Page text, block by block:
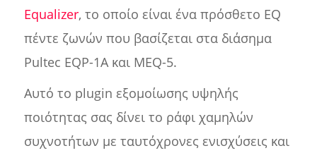
Equalizer, το οποίο είναι ένα πρόσθετο EQ
πέντε ζωνών που βασίζεται στα διάσημα
Pultec EQP-1A και MEQ-5.
Αυτό το plugin εξομοίωσης υψηλής
ποιότητας σας δίνει το ράφι χαμηλών
συχνοτήτων με ταυτόχρονες ενισχύσεις και